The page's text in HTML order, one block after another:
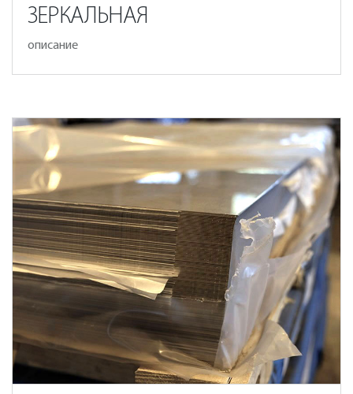
ЗЕРКАЛЬНАЯ
описание